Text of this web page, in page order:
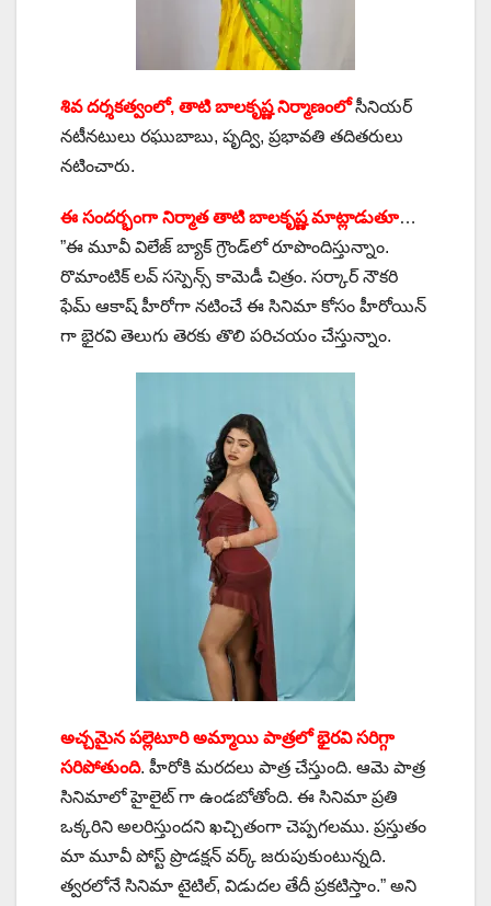
శివ ద‌ర్శ‌క‌త్వంలో, తాటి బాలకృష్ణ నిర్మాణంలోసీనియ‌ర్
న‌టీన‌టులు రఘుబాబు, పృద్వి, ప్రభావతి త‌దిత‌రులు
నటించారు.
ఈ సంద‌ర్భంగా నిర్మాత తాటి బాలకృష్ణ మాట్లాడుతూ…
”ఈ మూవీ విలేజ్ బ్యాక్ గ్రౌండ్‌లో రూపొందిస్తున్నాం.
రొమాంటిక్ లవ్ సస్పెన్స్ కామెడీ చిత్రం. సర్కార్ నౌకరి
ఫేమ్ ఆకాష్ హీరోగా న‌టించే ఈ సినిమా కోసం హీరోయిన్
గా భైరవి తెలుగు తెర‌కు తొలి ప‌రిచ‌యం చేస్తున్నాం.
అచ్చ‌మైన ప‌ల్లెటూరి అమ్మాయి పాత్ర‌లో భైరవి స‌రిగ్గా
స‌రిపోతుంది. హీరోకి మ‌ర‌ద‌లు పాత్ర చేస్తుంది. ఆమె పాత్ర
సినిమాలో హైలైట్ గా ఉండబోతోంది. ఈ సినిమా ప్ర‌తి
ఒక్క‌రిని అల‌రిస్తుంద‌ని ఖ‌చ్చితంగా చెప్ప‌గ‌ల‌ము. ప్ర‌స్తుతం
మా మూవీ పోస్ట్ ప్రొడక్షన్ వర్క్ జరుపుకుంటున్న‌ది.
త్వ‌ర‌లోనే సినిమా టైటిల్, విడుద‌ల తేదీ ప్ర‌క‌టిస్తాం.” అని